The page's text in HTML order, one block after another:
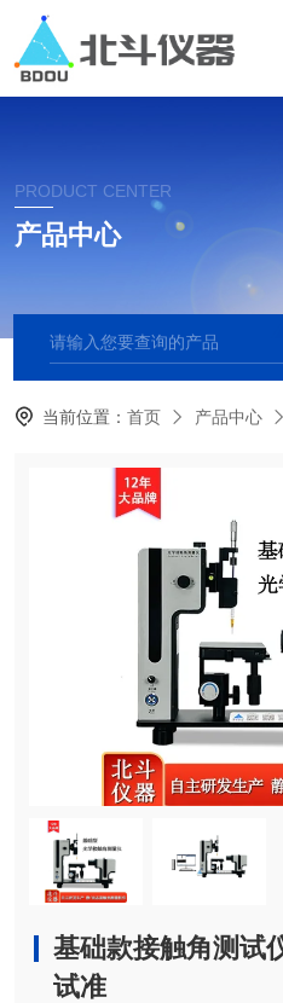
PRODUCT CENTER
产品中心
当前位置：首页 产品中心
基础款接触角测试
试准